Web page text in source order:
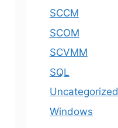
SCCM
SCOM
SCVMM
SQL
Uncategorized
Windows